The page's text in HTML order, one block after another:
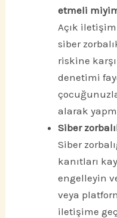
etmeli
Açık
siber
riskine
denetimi
alarak
Siber
Siber
kanıtları
engelleyin
veya
iletişime